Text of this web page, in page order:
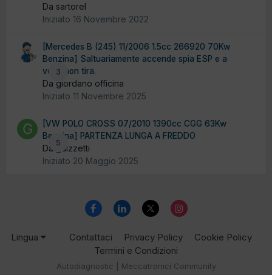
Da sartorel
Iniziato 16 Novembre 2022
3
[Mercedes B (245) 11/2006 1.5cc 266920 70Kw
Benzina] Saltuariamente accende spia ESP e a
volte non tira.
Da giordano officina
Iniziato 11 Novembre 2025
5
[VW POLO CROSS 07/2010 1390cc CGG 63Kw
Benzina] PARTENZA LUNGA A FREDDO
Da guizzetti
Iniziato 20 Maggio 2025
Lingua Contattaci Privacy Policy
Cookie Policy
Termini e Condizioni
Autodiagnostic | Meccatronici Community